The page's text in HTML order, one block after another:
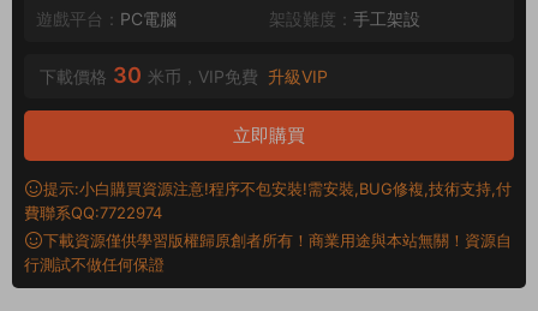
遊戲平台： PC電腦 架設難度： 手工架設
下載價格 30 米币，VIP免費 升級VIP
立即購買
提示:小白購買資源注意!程序不包安裝!需安裝,BUG修複,技術支持,付
費聯系QQ:7722974
下載資源僅供學習版權歸原創者所有！商業用途與本站無關！資源自
行測試不做任何保證